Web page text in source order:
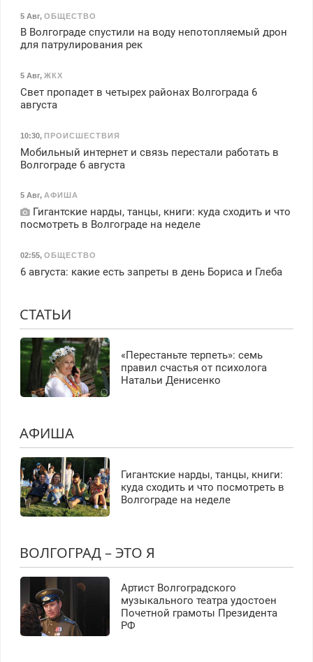
5 Авг, ОБЩЕСТВО
В Волгограде спустили на воду непотопляемый дрон
для патрулирования рек
5 Авг, ЖКХ
Свет пропадет в четырех районах Волгограда 6
августа
10:30, ПРОИСШЕСТВИЯ
Мобильный интернет и связь перестали работать в
Волгограде 6 августа
5 Авг, АФИША
Гигантские нарды, танцы, книги: куда сходить и что
посмотреть в Волгограде на неделе
02:55, ОБЩЕСТВО
6 августа: какие есть запреты в день Бориса и Глеба
СТАТЬИ
«Перестаньте терпеть»: семь
правил счастья от психолога
Натальи Денисенко
АФИША
Гигантские нарды, танцы, книги:
куда сходить и что посмотреть в
Волгограде на неделе
ВОЛГОГРАД – ЭТО Я
Артист Волгоградского
музыкального театра удостоен
Почетной грамоты Президента
РФ